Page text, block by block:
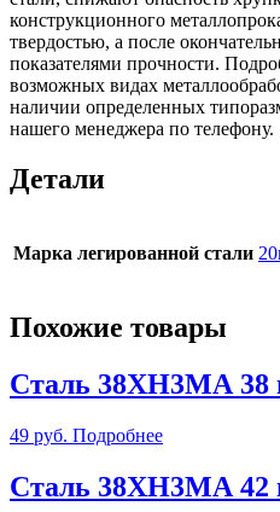
конструкционного
твердостью, а после
показателями прочности.
возможных видах
наличии определенных
нашего менеджера по телефону.
Детали
Марка легированной стали
Похожие товары
Сталь 38ХН3МА 38
49 руб. Подробнее
Сталь 38ХН3МА 42